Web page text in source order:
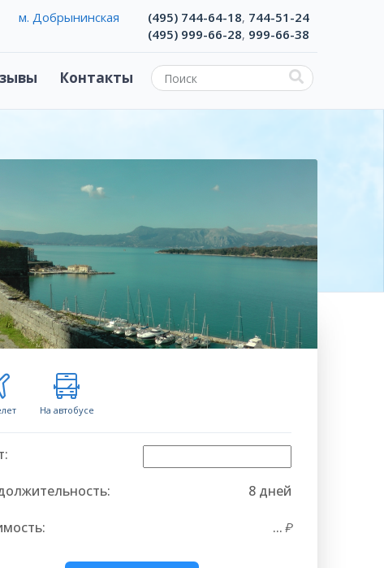
Контакты
м. Добрынинская (495) 744-64-18, 744-51-24
(495) 999-66-28, 999-66-38
На автобусе
8 дней
...